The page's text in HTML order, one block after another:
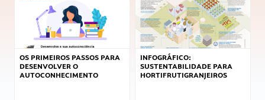
OS PRIMEIROS PASSOS PARA
DESENVOLVER O
AUTOCONHECIMENTO
INFOGRÁFICO:
SUSTENTABILIDADE PARA
HORTIFRUTIGRANJEIROS